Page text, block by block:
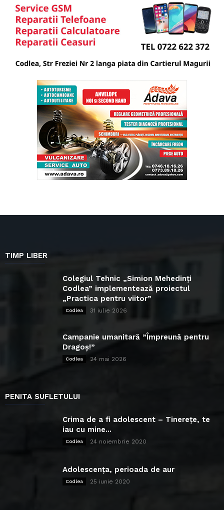
TIMP LIBER
Colegiul Tehnic „Simion Mehedinți
Codlea” implementează proiectul
„Practica pentru viitor”
Codlea 31 iulie 2026
Campanie umanitară ”Împreună pentru
Dragoș!”
Codlea 24 mai 2026
PENITA SUFLETULUI
Crima de a fi adolescent – Tinerețe, te
iau cu mine...
Codlea 24 noiembrie 2020
Adolescența, perioada de aur
Codlea 25 iunie 2020